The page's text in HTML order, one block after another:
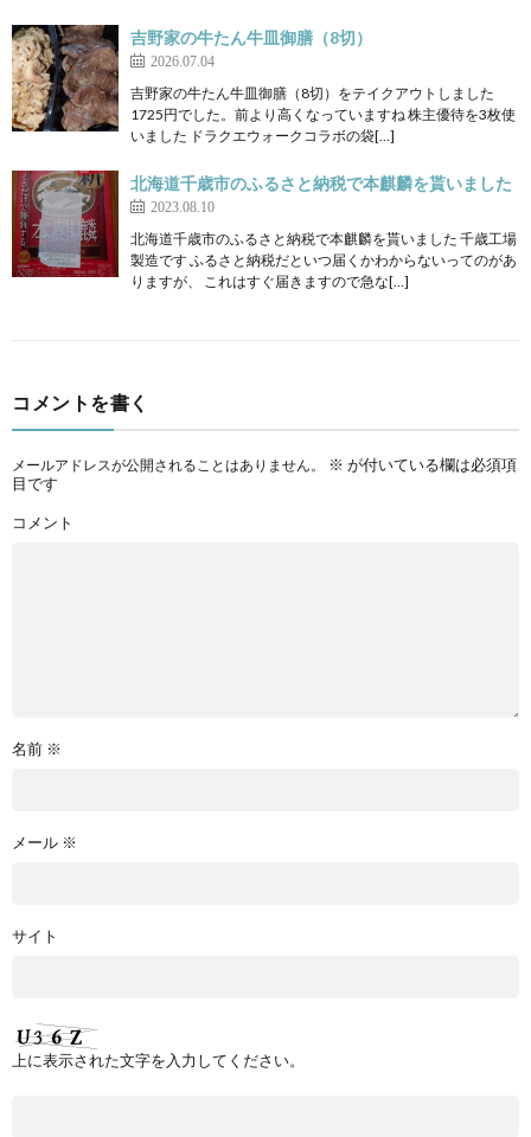
吉野家の牛たん牛皿御膳（8切）
2026.07.04
吉野家の牛たん牛皿御膳（8切）をテイクアウトしました
1725円でした。前より高くなっていますね 株主優待を3枚使
いました ドラクエウォークコラボの袋[…]
北海道千歳市のふるさと納税で本麒麟を貰いました
2023.08.10
北海道千歳市のふるさと納税で本麒麟を貰いました 千歳工場
製造です ふるさと納税だといつ届くかわからないってのがあ
りますが、 これはすぐ届きますので急な[…]
コメントを書く
メールアドレスが公開されることはありません。 ※ が付いている欄は必須項
目です
コメント
名前 ※
メール ※
サイト
上に表示された文字を入力してください。